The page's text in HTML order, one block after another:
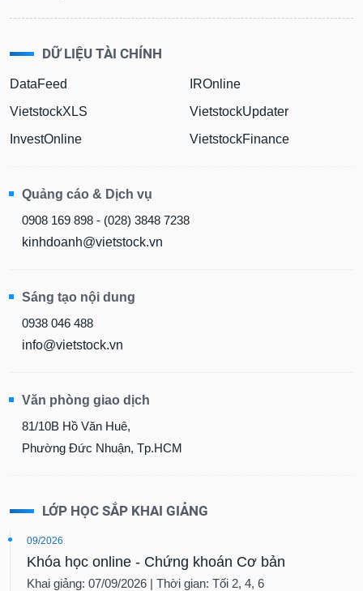
DỮ LIỆU TÀI CHÍNH
DataFeed
VietstockXLS
InvestOnline
IROnline
VietstockUpdater
VietstockFinance
Quảng cáo & Dịch vụ
0908 169 898 - (028) 3848 7238
kinhdoanh@vietstock.vn
Sáng tạo nội dung
0938 046 488
info@vietstock.vn
Văn phòng giao dịch
81/10B Hồ Văn Huê,
Phường Đức Nhuận, Tp.HCM
LỚP HỌC SẮP KHAI GIẢNG
09/2026
Khóa học online - Chứng khoán Cơ bản
Khai giảng: 07/09/2026 | Thời gian: Tối 2, 4, 6